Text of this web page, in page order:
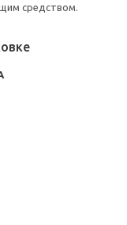
средством.